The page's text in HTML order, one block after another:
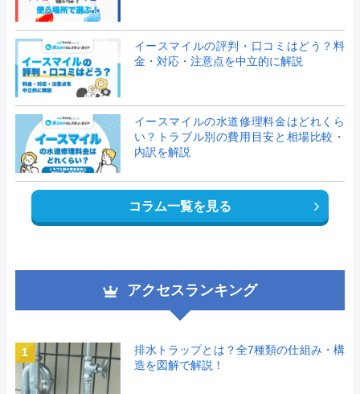
イースマイルの評判・口コミはどう？料
金・対応・注意点を中立的に解説
イースマイルの水道修理料金はどれくら
い？トラブル別の費用目安と相場比較・
内訳を解説
コラム一覧を見る
アクセスランキング
1
排水トラップとは？全7種類の仕組み・構
造を図解で解説！